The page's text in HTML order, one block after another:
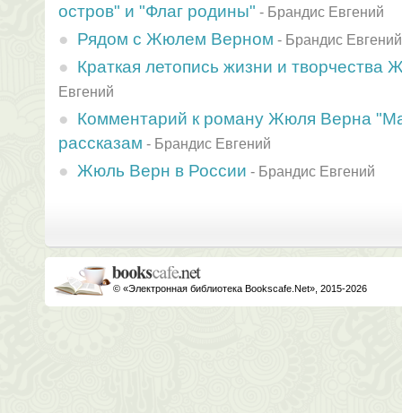
остров" и "Флаг родины" - Брандис Евгений
Рядом с Жюлем Верном - Брандис Евгений
Краткая летопись жизни и творчества
Евгений
Комментарий к роману Жюля Верна
рассказам - Брандис Евгений
Жюль Верн в России - Брандис Евгений
© «Электронная библиотека Bookscafe.Net», 2015-2026